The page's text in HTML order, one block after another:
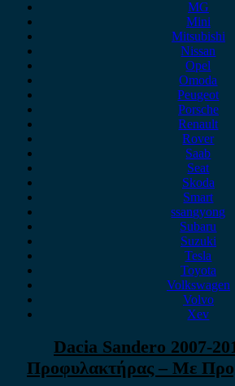
MG
Mini
Mitsubishi
Nissan
Opel
Omoda
Peugeot
Porsche
Renault
Rover
Saab
Seat
Skoda
Smart
ssangyong
Subaru
Suzuki
Tesla
Toyota
Volkswagen
Volvo
Xev
Dacia Sandero 2007-
Προφυλακτήρας – Με